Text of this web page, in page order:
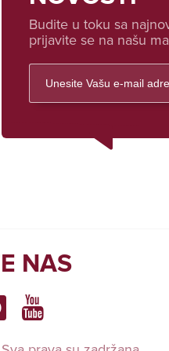
Budite u toku sa
prijavite se na našu
NAS